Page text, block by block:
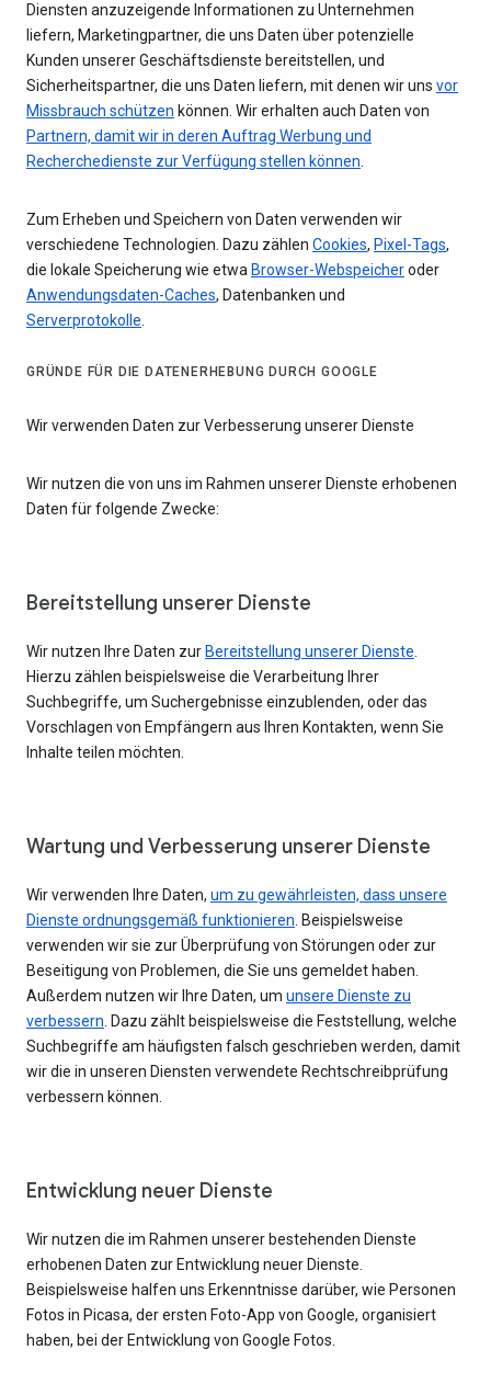
Diensten anzuzeigende Informationen zu Unternehmen
liefern, Marketingpartner, die uns Daten über potenzielle
Kunden unserer Geschäftsdienste bereitstellen, und
Sicherheitspartner, die uns Daten liefern, mit denen wir uns vor
Missbrauch schützen können. Wir erhalten auch Daten von
Partnern, damit wir in deren Auftrag Werbung und
Recherchedienste zur Verfügung stellen können.
Zum Erheben und Speichern von Daten verwenden wir
verschiedene Technologien. Dazu zählen Cookies, Pixel-Tags,
die lokale Speicherung wie etwa Browser-Webspeicheroder
Anwendungsdaten-Caches, Datenbanken und
Serverprotokolle.
GRÜNDE FÜR DIE DATENERHEBUNG DURCH GOOGLE
Wir verwenden Daten zur Verbesserung unserer Dienste
Wir nutzen die von uns im Rahmen unserer Dienste erhobenen
Daten für folgende Zwecke:
Bereitstellung unserer Dienste
Wir nutzen Ihre Daten zur Bereitstellung unserer Dienste
Hierzu zählen beispielsweise die Verarbeitung Ihrer
Suchbegriffe, um Suchergebnisse einzublenden, oder das
Vorschlagen von Empfängern aus Ihren Kontakten, wenn Sie
Inhalte teilen möchten.
Wartung und Verbesserung unserer Dienste
Wir verwenden Ihre Daten, um zu gewährleisten, dass unsere
Dienste ordnungsgemäß funktionieren . Beispielsweise
verwenden wir sie zur Überprüfung von Störungen oder zur
Beseitigung von Problemen, die Sie uns gemeldet haben.
Außerdem nutzen wir Ihre Daten, um unsere Dienste zu
verbessern . Dazu zählt beispielsweise die Feststellung, welche
Suchbegriffe am häufigsten falsch geschrieben werden, damit
wir die in unseren Diensten verwendete Rechtschreibprüfung
verbessern können.
Entwicklung neuer Dienste
Wir nutzen die im Rahmen unserer bestehenden Dienste
erhobenen Daten zur Entwicklung neuer Dienste.
Beispielsweise halfen uns Erkenntnisse darüber, wie Personen
Fotos in Picasa, der ersten Foto-App von Google, organisiert
haben, bei der Entwicklung von Google Fotos.